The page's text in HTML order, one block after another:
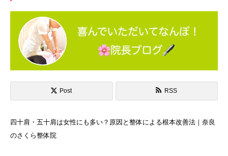
Post RSS
四十肩・五十肩は女性にも多い？原因と整体による根本改善法｜奈良
のさくら整体院